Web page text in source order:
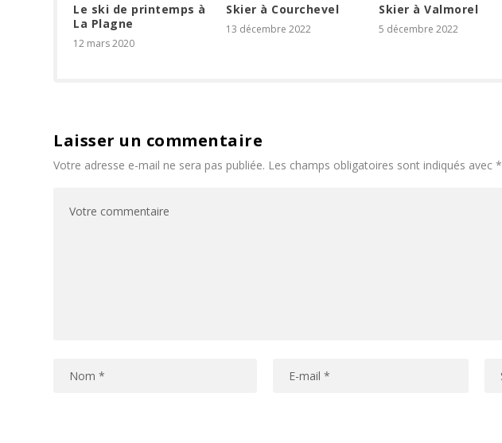
Le ski de printemps à
La Plagne
12 mars 2020
Skier à Courchevel
13 décembre 2022
Skier à Valmorel
5 décembre 2022
Laisser un commentaire
Votre adresse e-mail ne sera pas publiée. Les champs obligatoires sont indiqués avec*